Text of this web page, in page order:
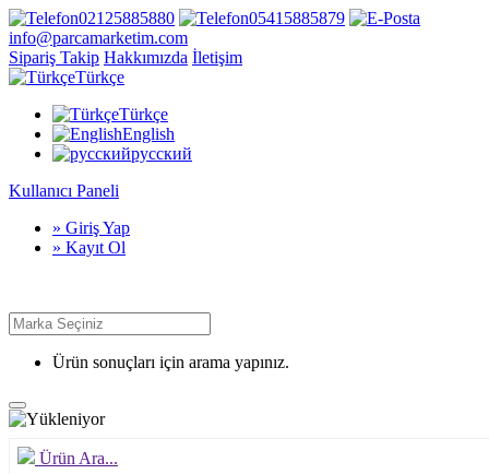
02125885880
05415885879
info@parcamarketim.com
Sipariş Takip Hakkımızda İletişim
Türkçe
Türkçe
English
русский
Kullanıcı Paneli
» Giriş Yap
» Kayıt Ol
Ürün sonuçları için arama yapınız.
Ürün Ara...